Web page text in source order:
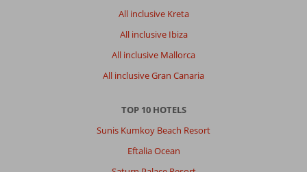
All inclusive Kreta
All inclusive Ibiza
All inclusive Mallorca
All inclusive Gran Canaria
TOP 10 HOTELS
Sunis Kumkoy Beach Resort
Eftalia Ocean